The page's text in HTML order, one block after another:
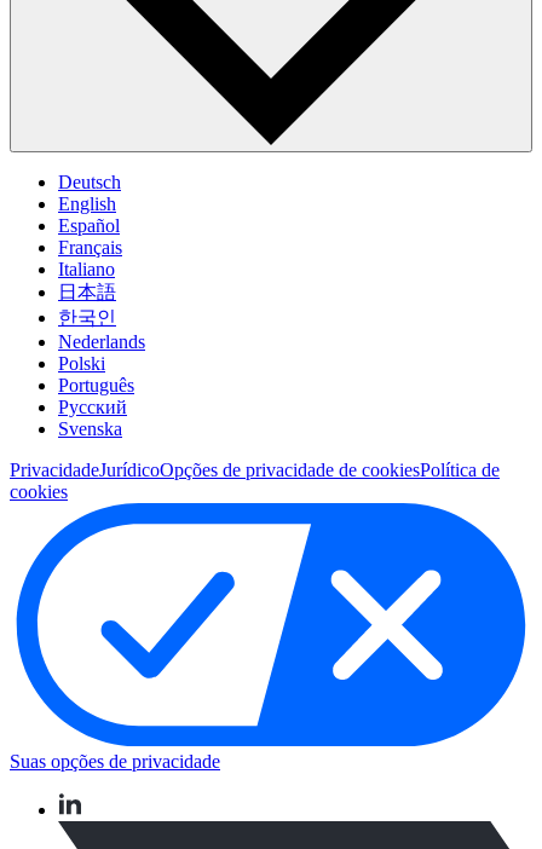
Deutsch
English
Español
Français
Italiano
日本語
한국인
Nederlands
Polski
Português
Pусский
Svenska
PrivacidadeJurídicoOpções de privacidade de cookiesPolítica de
cookies
Suas opções de privacidade